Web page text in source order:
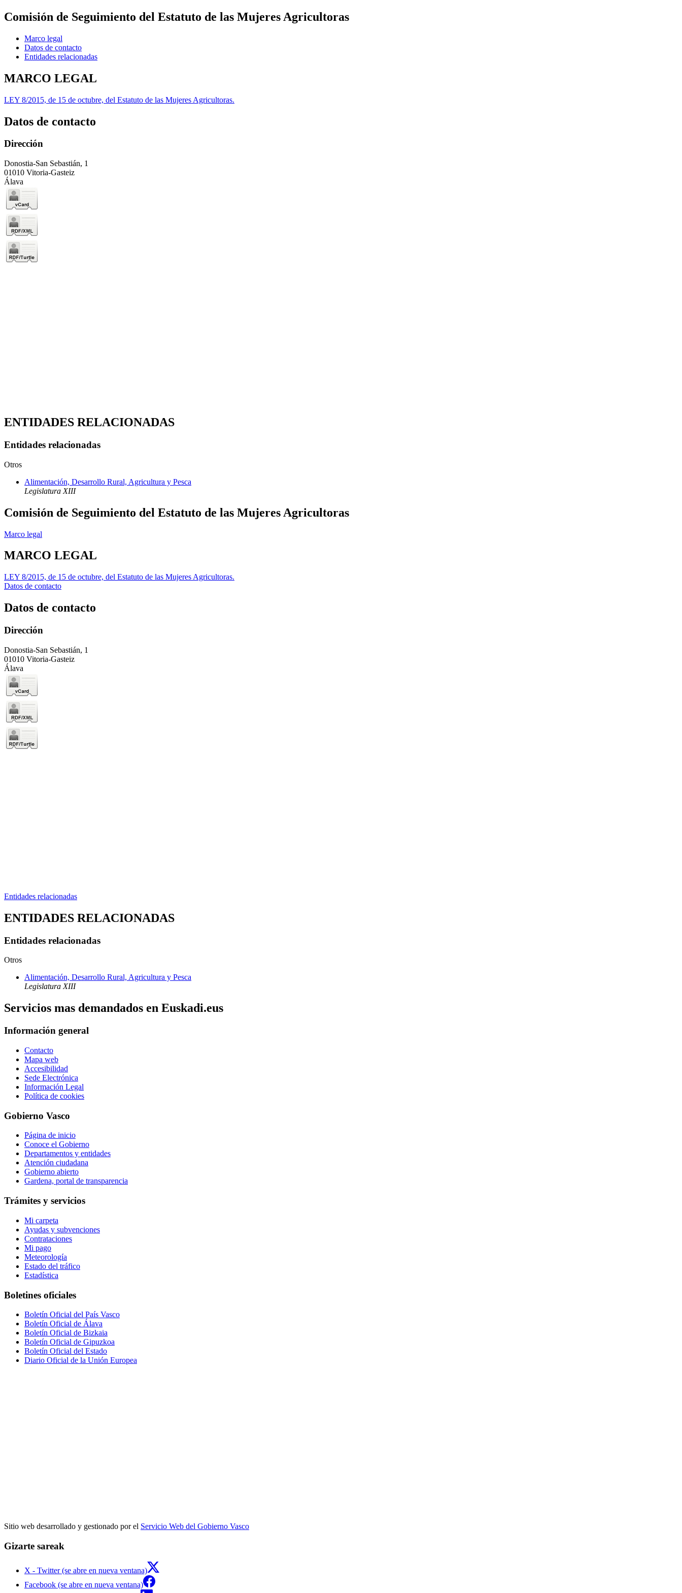
Comisión de Seguimiento del Estatuto de las Mujeres Agricultoras
Marco legal
Datos de contacto
Entidades relacionadas
MARCO LEGAL
LEY 8/2015, de 15 de octubre, del Estatuto de las Mujeres Agricultoras.
Datos de contacto
Dirección
Donostia-San Sebastián, 1
01010 Vitoria-Gasteiz
Álava
ENTIDADES RELACIONADAS
Entidades relacionadas
Otros
Alimentación, Desarrollo Rural, Agricultura y Pesca
Legislatura XIII
Comisión de Seguimiento del Estatuto de las Mujeres Agricultoras
Marco legal
MARCO LEGAL
LEY 8/2015, de 15 de octubre, del Estatuto de las Mujeres Agricultoras.
Datos de contacto
Datos de contacto
Dirección
Donostia-San Sebastián, 1
01010 Vitoria-Gasteiz
Álava
Entidades relacionadas
ENTIDADES RELACIONADAS
Entidades relacionadas
Otros
Alimentación, Desarrollo Rural, Agricultura y Pesca
Legislatura XIII
Servicios mas demandados en Euskadi.eus
Información general
Contacto
Mapa web
Accesibilidad
Sede Electrónica
Información Legal
Política de cookies
Gobierno Vasco
Página de inicio
Conoce el Gobierno
Departamentos y entidades
Atención ciudadana
Gobierno abierto
Gardena, portal de transparencia
Trámites y servicios
Mi carpeta
Ayudas y subvenciones
Contrataciones
Mi pago
Meteorología
Estado del tráfico
Estadística
Boletines oficiales
Boletín Oficial del País Vasco
Boletín Oficial de Álava
Boletín Oficial de Bizkaia
Boletín Oficial de Gipuzkoa
Boletín Oficial del Estado
Diario Oficial de la Unión Europea
Sitio web desarrollado y gestionado por el Servicio Web del Gobierno Vasco
Gizarte sareak
X - Twitter (se abre en nueva ventana)
Facebook (se abre en nueva ventana)